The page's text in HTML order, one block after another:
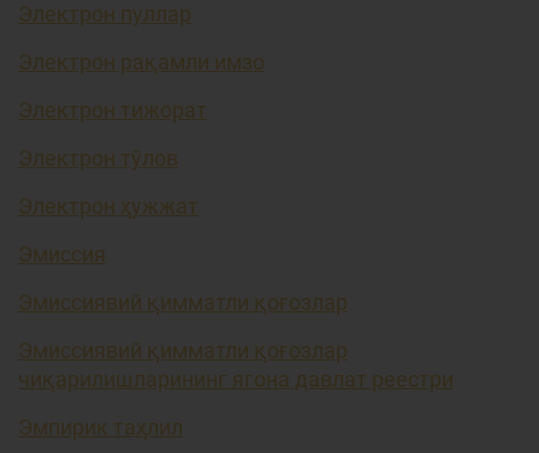
Электрон пуллар
Электрон рақамли имзо
Электрон тижорат
Электрон тўлов
Электрон ҳужжат
Эмиссия
Эмиссиявий қимматли қоғозлар
Эмиссиявий қимматли қоғозлар
чиқарилишларининг ягона давлат реестри
Эмпирик таҳлил